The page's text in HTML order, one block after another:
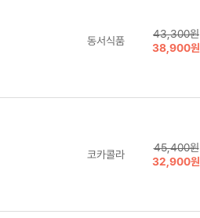
동서식품
43,300원
38,900원
코카콜라
45,400원
32,900원